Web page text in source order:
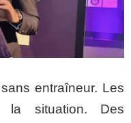
entraîneur. Les
la situation. Des